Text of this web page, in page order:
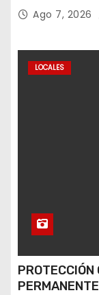
Ago 7, 2026
LOCALES